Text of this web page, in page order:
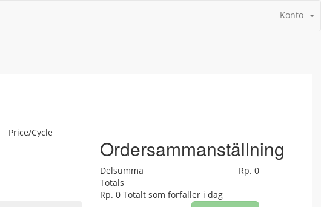
Konto
Price/Cycle
Ordersammanställning
Delsumma
Rp. 0
Totals
Rp. 0 Totalt som förfaller i dag